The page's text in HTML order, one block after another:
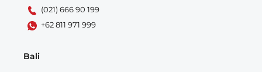
(021) 666 90 199
+62 811 971 999
Bali